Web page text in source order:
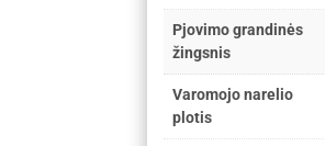
Pjovimo grandinės
žingsnis
Varomojo narelio
plotis